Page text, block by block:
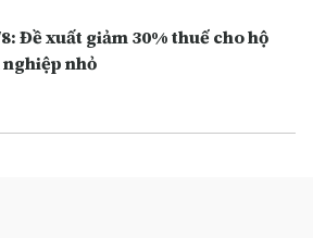
Đề xuất giảm 30% thuế cho hộ
nhỏ